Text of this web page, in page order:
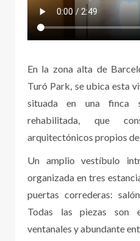
En la zona alta de
Turó Park, se ubica esta
situada en una finca
rehabilitada, que
arquitectónicos propios de
Un amplio vestíbulo
organizada en tres
puertas correderas:
Todas las piezas son
ventanales y abundante